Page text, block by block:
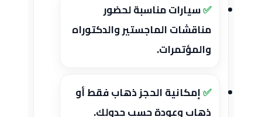
سيارات مناسبة لحضور
مناقشات الماجستير والدكتوراه
والمؤتمرات.
إمكانية الحجز ذهاب فقط أو
ذهاب وعودة حسب جدولك.